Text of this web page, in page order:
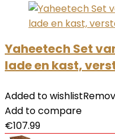
Yaheetech Set
lade en kast,
Added to wishlist
Add to compare
€107.99